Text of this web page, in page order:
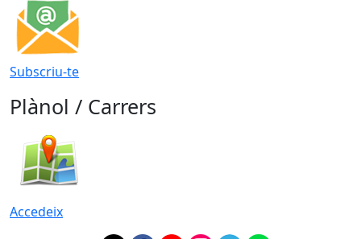
Subscriu-te
Plànol / Carrers
Accedeix